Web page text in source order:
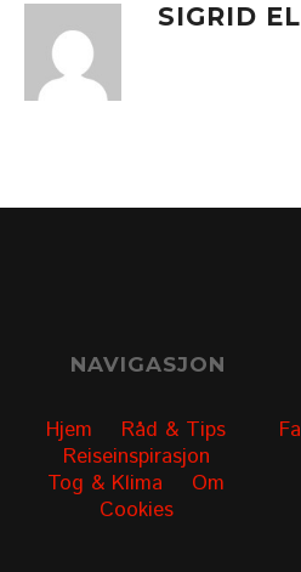
SIGRID
NAVIGASJON
Hjem
Råd & Tips
Reiseinspirasjon
Tog & Klima
Om
Cookies